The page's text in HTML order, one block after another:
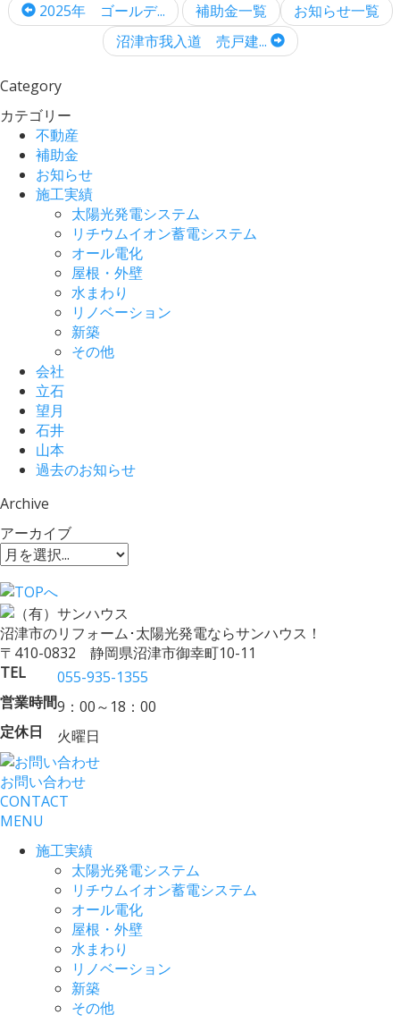
2025年 ゴールデ... 補助金一覧
お知らせ一覧
沼津市我入道 売戸建...
Category
カテゴリー
不動産
補助金
お知らせ
施工実績
太陽光発電システム
リチウムイオン蓄電システム
オール電化
屋根・外壁
水まわり
リノベーション
新築
その他
会社
立石
望月
石井
山本
過去のお知らせ
Archive
アーカイブ
沼津市のリフォーム･太陽光発電ならサンハウス！
〒410-0832 静岡県沼津市御幸町10-11
TEL
055-935-1355
営業時間9：00～18：00
定休日
火曜日
お問い合わせ
CONTACT
MENU
施工実績
太陽光発電システム
リチウムイオン蓄電システム
オール電化
屋根・外壁
水まわり
リノベーション
新築
その他